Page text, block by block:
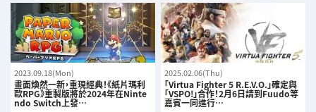
2023.09.18(Mon)
畫面煥然一新，重現經典！《紙片瑪利
歐RPG》重製版將於2024年在Ninte
ndo Switch上發…
2025.02.06(Thu)
「Virtua Fighter 5 R.E.V.O.」確定與
「VSPO!」合作！2月6日請到Fuudo等
嘉賓一同進行…